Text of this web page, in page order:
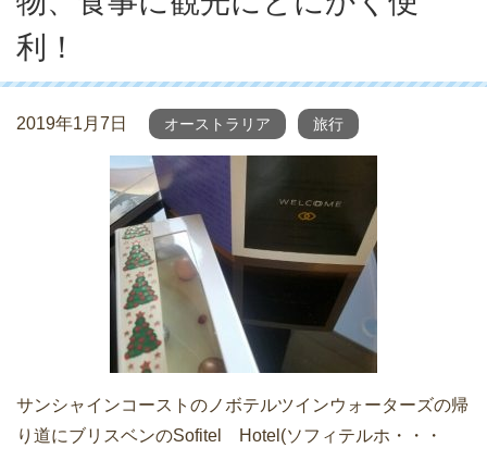
利！
2019年1月7日 オーストラリア 旅行
サンシャインコーストのノボテルツインウォーターズの帰
り道にブリスベンのSofitel Hotel(ソフィテルホ・・・